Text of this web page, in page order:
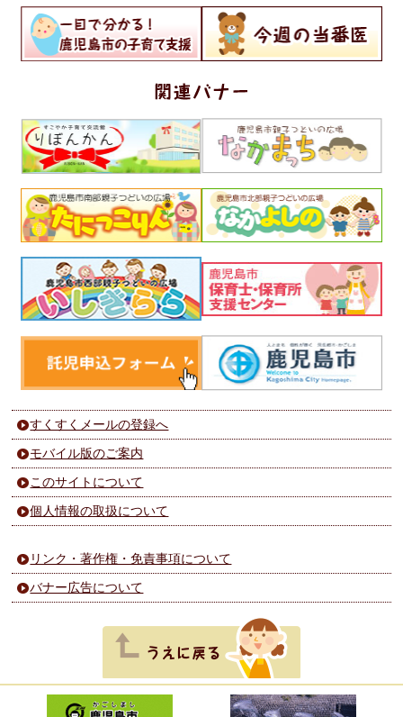
すくすくメールの登録へ
モバイル版のご案内
このサイトについて
個人情報の取扱について
リンク・著作権・免責事項について
バナー広告について